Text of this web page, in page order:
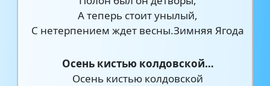
А теперь стоит унылый,
С нетерпением ждет весны.Зимняя Ягода
Осень кистью колдовской…
Осень кистью колдовской